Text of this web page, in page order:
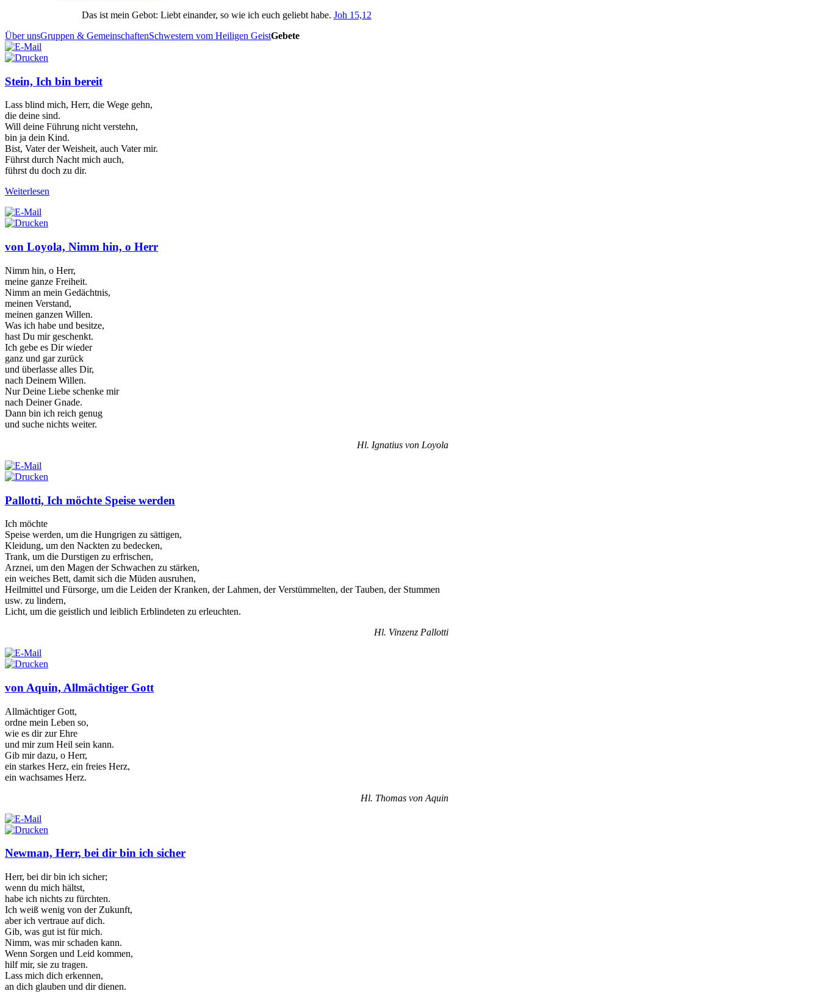
Das ist mein Gebot: Liebt einander, so wie ich euch geliebt habe. Joh 15,12
Über unsGruppen & GemeinschaftenSchwestern vom Heiligen GeistGebete
Stein, Ich bin bereit
Lass blind mich, Herr, die Wege gehn,
die deine sind.
Will deine Führung nicht verstehn,
bin ja dein Kind.
Bist, Vater der Weisheit, auch Vater mir.
Führst durch Nacht mich auch,
führst du doch zu dir.
Weiterlesen
von Loyola, Nimm hin, o Herr
Nimm hin, o Herr,
meine ganze Freiheit.
Nimm an mein Gedächtnis,
meinen Verstand,
meinen ganzen Willen.
Was ich habe und besitze,
hast Du mir geschenkt.
Ich gebe es Dir wieder
ganz und gar zurück
und überlasse alles Dir,
nach Deinem Willen.
Nur Deine Liebe schenke mir
nach Deiner Gnade.
Dann bin ich reich genug
und suche nichts weiter.
Hl. Ignatius von Loyola
Pallotti, Ich möchte Speise werden
Ich möchte
Speise werden, um die Hungrigen zu sättigen,
Kleidung, um den Nackten zu bedecken,
Trank, um die Durstigen zu erfrischen,
Arznei, um den Magen der Schwachen zu stärken,
ein weiches Bett, damit sich die Müden ausruhen,
Heilmittel und Fürsorge, um die Leiden der Kranken, der Lahmen, der Verstümmelten, der Tauben, der Stummen
usw. zu lindern,
Licht, um die geistlich und leiblich Erblindeten zu erleuchten.
Hl. Vinzenz Pallotti
von Aquin, Allmächtiger Gott
Allmächtiger Gott,
ordne mein Leben so,
wie es dir zur Ehre
und mir zum Heil sein kann.
Gib mir dazu, o Herr,
ein starkes Herz, ein freies Herz,
ein wachsames Herz.
Hl. Thomas von Aquin
Newman, Herr, bei dir bin ich sicher
Herr, bei dir bin ich sicher;
wenn du mich hältst,
habe ich nichts zu fürchten.
Ich weiß wenig von der Zukunft,
aber ich vertraue auf dich.
Gib, was gut ist für mich.
Nimm, was mir schaden kann.
Wenn Sorgen und Leid kommen,
hilf mir, sie zu tragen.
Lass mich dich erkennen,
an dich glauben und dir dienen.